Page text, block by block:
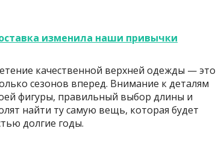
изменила наши привычки
качественной верхней одежды — это
сезонов вперед. Внимание к деталям
фигуры, правильный выбор длины и
найти ту самую вещь, которая будет
долгие годы.